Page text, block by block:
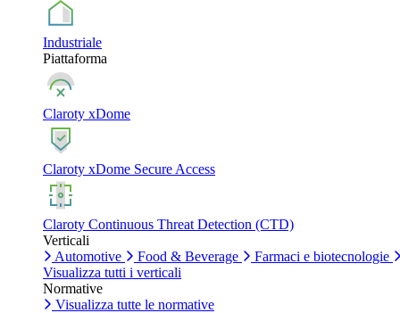
Industriale
Piattaforma
Claroty xDome
Claroty xDome Secure Access
Claroty Continuous Threat Detection (CTD)
Verticali
Automotive
Food & Beverage
Farmaci e biotecnologie
Visualizza tutti i verticali
Normative
Visualizza tutte le normative